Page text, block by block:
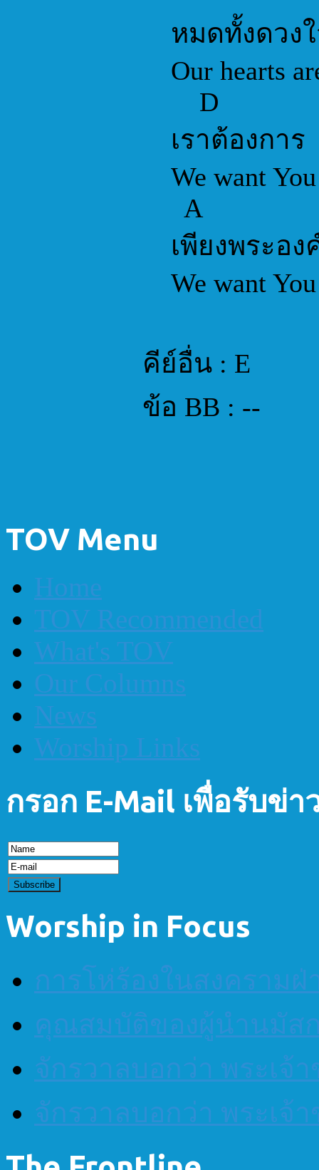
หมดทั้งดวง
Our hearts
D
เราต้องการ
We want You
A
เพียงพระอง
We want You
คีย์อื่น : E
ข้อ BB : --
TOV Menu
Home
TOV Recommended
What's TOV
Our Columns
News
Worship Links
กรอก E-Mail เพื่อรับข่า
Worship in Focus
การโห่ร้องในสงคราม
คุณสมบัติของผู้นำนมัส
จักรวาลบอกว่า พระเจ้
จักรวาลบอกว่า พระเจ้